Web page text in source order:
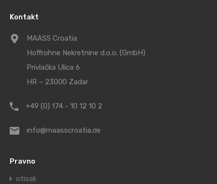
Kontakt
MAASS Croatia
Hoffrohne Nekretnine d.o.o. (GmbH)
Privlačka Ulica 6
HR – 23000 Zadar
+49 (0) 174 - 10 12 10 2
info@maasscroatia.de
Pravno
otisak